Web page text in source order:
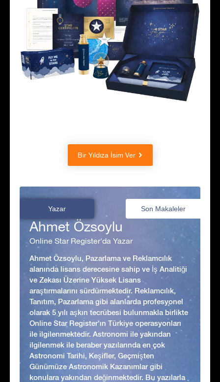
Bir Yıldıza İsim Ver
Yazar Son Makaleler
Ahmet Özsoylu
Online Star Register'da Yazar
Ahmet Özsoylu, Pazarlama ve Reklamcılık
alanında lisans derecesine sahip ve İş Analitiği
ve Zekası Üzerine Yüksek Lisans
araştırmalarını sürdürmektedir. Reklamcılık,
Tanıtım, Pazarlama gibi alanlarda profesyonel
olarak 5 yılı aşkın tecrübesi bulunmakla birlikte
Online Star Register'ın Türkiye operasyonları
ile ilgilenmektedir. Astronomi ile yakından
ilgilenmek ile beraber yazılarında en çok
Astronomi Tarihi, Keşifler, Geçmişten
Günümüze Astronomik Kazanımlar gibi
konulara yakından değinmektedir. Bu yazılarla